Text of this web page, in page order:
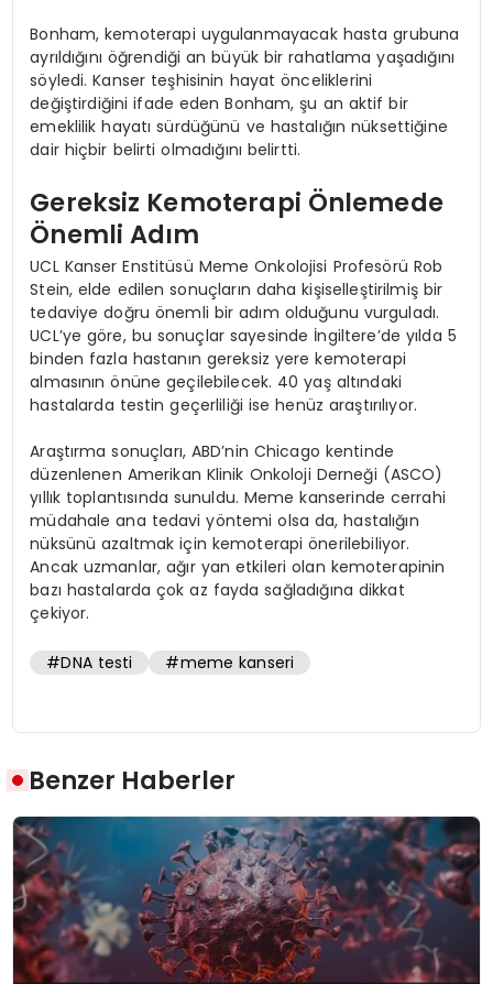
Bonham, kemoterapi uygulanmayacak hasta grubuna
ayrıldığını öğrendiği an büyük bir rahatlama yaşadığını
söyledi. Kanser teşhisinin hayat önceliklerini
değiştirdiğini ifade eden Bonham, şu an aktif bir
emeklilik hayatı sürdüğünü ve hastalığın nüksettiğine
dair hiçbir belirti olmadığını belirtti.
Gereksiz Kemoterapi Önlemede
Önemli Adım
UCL Kanser Enstitüsü Meme Onkolojisi Profesörü Rob
Stein, elde edilen sonuçların daha kişiselleştirilmiş bir
tedaviye doğru önemli bir adım olduğunu vurguladı.
UCL’ye göre, bu sonuçlar sayesinde İngiltere’de yılda 5
binden fazla hastanın gereksiz yere kemoterapi
almasının önüne geçilebilecek. 40 yaş altındaki
hastalarda testin geçerliliği ise henüz araştırılıyor.
Araştırma sonuçları, ABD’nin Chicago kentinde
düzenlenen Amerikan Klinik Onkoloji Derneği (ASCO)
yıllık toplantısında sunuldu. Meme kanserinde cerrahi
müdahale ana tedavi yöntemi olsa da, hastalığın
nüksünü azaltmak için kemoterapi önerilebiliyor.
Ancak uzmanlar, ağır yan etkileri olan kemoterapinin
bazı hastalarda çok az fayda sağladığına dikkat
çekiyor.
#DNA testi #meme kanseri
Benzer Haberler